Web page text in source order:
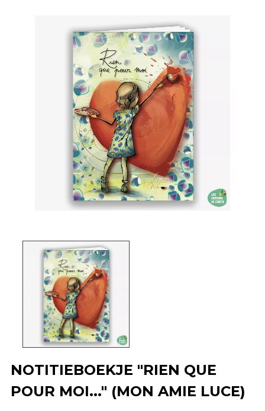
NOTITIEBOEKJE "RIEN QUE
POUR MOI..." (MON AMIE LUCE)